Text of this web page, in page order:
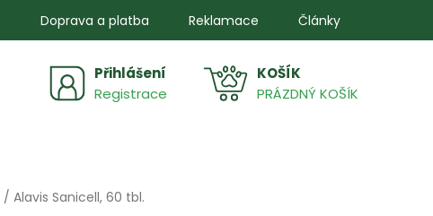
Doprava a platba Reklamace Články
Přihlášení
Registrace
NÁKUPNÍPRÁZDNÝ KOŠÍK
/ Alavis Sanicell, 60 tbl.